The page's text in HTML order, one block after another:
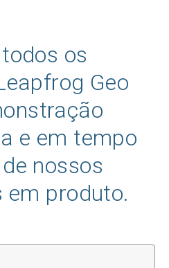
os
Geo
e em tempo
nossos
produto.